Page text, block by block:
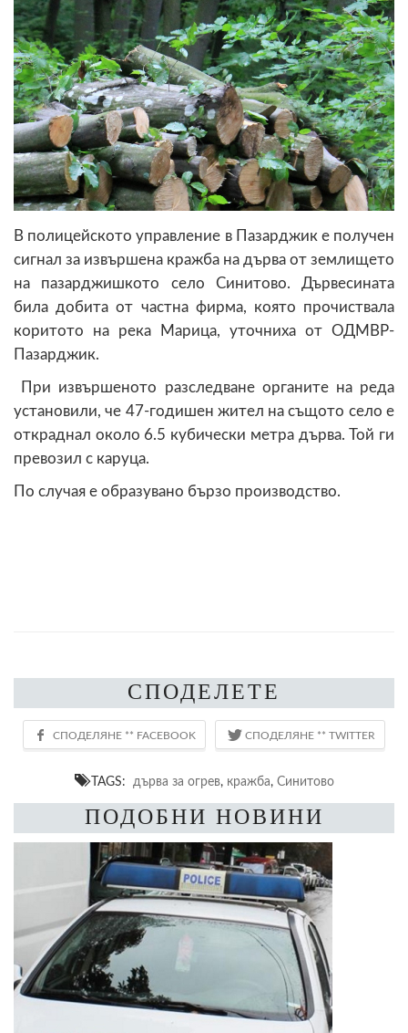
В полицейското управление в Пазарджик е получен
сигнал за извършена кражба на дърва от землището
на пазарджишкото село Синитово. Дървесината
била добита от частна фирма, която прочиствала
коритото на река Марица, уточниха от ОДМВР-
Пазарджик.
При извършеното разследване органите на реда
установили, че 47-годишен жител на същото село е
откраднал около 6.5 кубически метра дърва. Той ги
превозил с каруца.
По случая е образувано бързо производство.
СПОДЕЛЕТЕ
TAGS: дърва за огрев, кражба, Синитово
ПОДОБНИ НОВИНИ